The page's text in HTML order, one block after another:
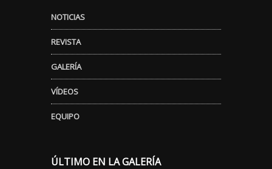
NOTICIAS
REVISTA
GALERÍA
VÍDEOS
EQUIPO
ÚLTIMO EN LA GALERÍA